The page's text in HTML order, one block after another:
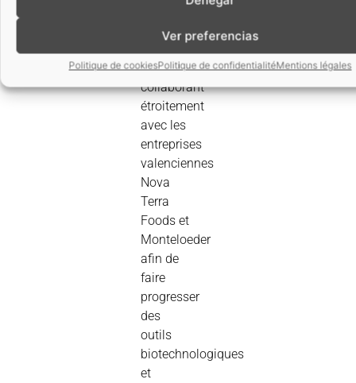
Ver preferencias
Politique de cookiesPolitique de confidentialitéMentions légales
première
en
collaborant
étroitement
avec les
entreprises
valenciennes
Nova
Terra
Foods et
Monteloeder
afin de
faire
progresser
des
outils
biotechnologiques
et